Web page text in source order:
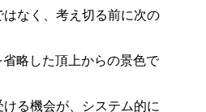
なく、考え切る前に次の
略した頂上からの景色で
る機会が、システム的に